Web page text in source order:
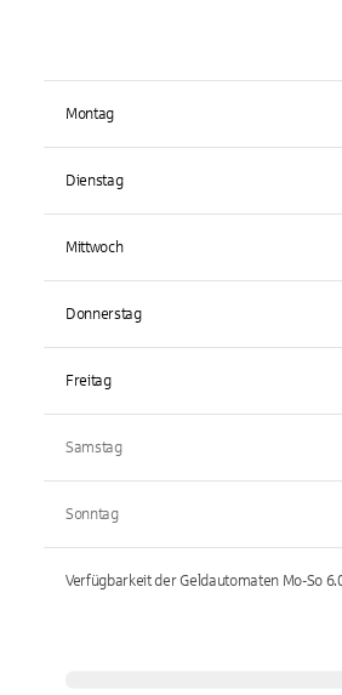
Montag
Dienstag
Mittwoch
Donnerstag
Freitag
Samstag
Sonntag
Verfügbarkeit der Geldautomaten Mo-So